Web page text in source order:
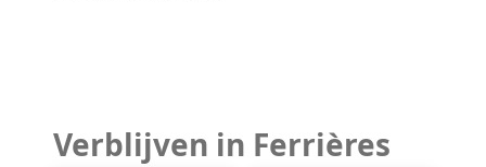
Verblijven in Ferrières